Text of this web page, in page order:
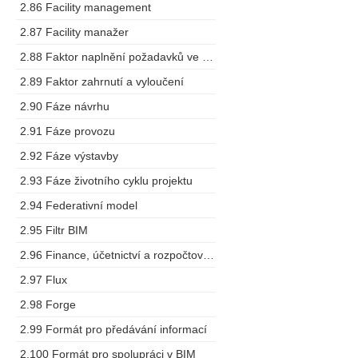
2.86 Facility management
2.87 Facility manažer
2.89 Faktor zahrnutí a vyloučení
2.90 Fáze návrhu
2.91 Fáze provozu
2.92 Fáze výstavby
2.93 Fáze životního cyklu projektu
2.94 Federativní model
2.95 Filtr BIM
2.97 Flux
2.98 Forge
2.99 Formát pro předávání informací
2.100 Formát pro spolupráci v BIM